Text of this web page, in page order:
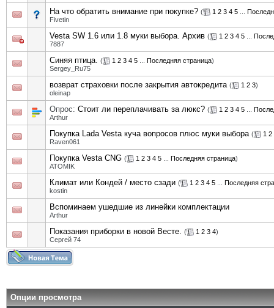
На что обратить внимание при покупке? ( 1 2 3 4 5
Fivetin
Vesta SW 1.6 или 1.8 муки выбора. Архив ( 1 2 3 4 5
7887
Синяя птица. ( 1 2 3 4 5 Последняя страница)
Sergey_Ru75
возврат страховки после закрытия автокредита ( 1 2 3)
oleinap
Опрос: Стоит ли переплачивать за люкс? ( 1 2 3 4 5
Arthur
Покупка Lada Vesta куча вопросов плюс муки выбора ( 1 2
Raven061
Покупка Vesta CNG ( 1 2 3 4 5 Последняя страница)
ATOMIK
Климат или Кондей / место сзади ( 1 2 3 4 5
Последняя
kostin
Вспоминаем ушедшие из линейки комплектации
Arthur
Показания приборки в новой Весте. ( 1 2 3 4)
Сергей 74
Опции просмотра